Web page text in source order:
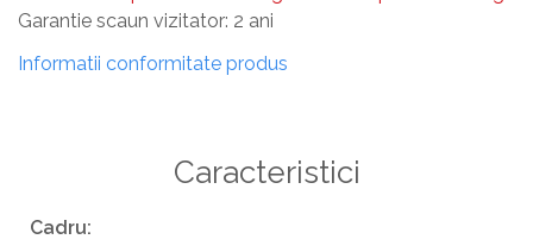
Garantie scaun vizitator: 2 ani
Informatii conformitate produs
Caracteristici
Cadru: